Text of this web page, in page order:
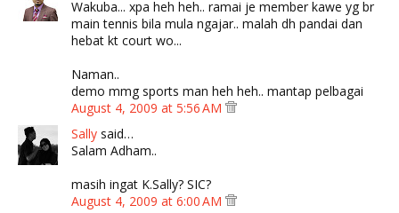
Wakuba... xpa heh heh.. ramai je member kawe yg br
main tennis bila mula ngajar.. malah dh pandai dan
hebat kt court wo...
Naman..
demo mmg sports man heh heh.. mantap pelbagai
August 4, 2009 at 5:56 AM
Sally said…
Salam Adham..
masih ingat K.Sally? SIC?
August 4, 2009 at 6:00 AM